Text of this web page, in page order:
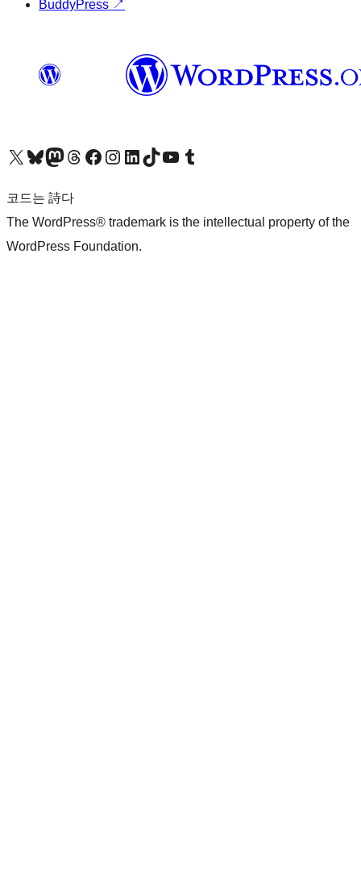
BuddyPress ↗
X(이전 트위터) 계정 방문하기블루스카이 계정 방문하기마스토돈 계정 방문하기스레드 계정 방문하기 페이스북 페이지 방문하기인스타그램 계정 방문하기 LinkedIn 계정 방문하기틱톡 계정 방문하기유튜브 채널 방문하기 텀블러 계정 방문하기
코드는 詩다
The WordPress® trademark is the intellectual property of the
WordPress Foundation.